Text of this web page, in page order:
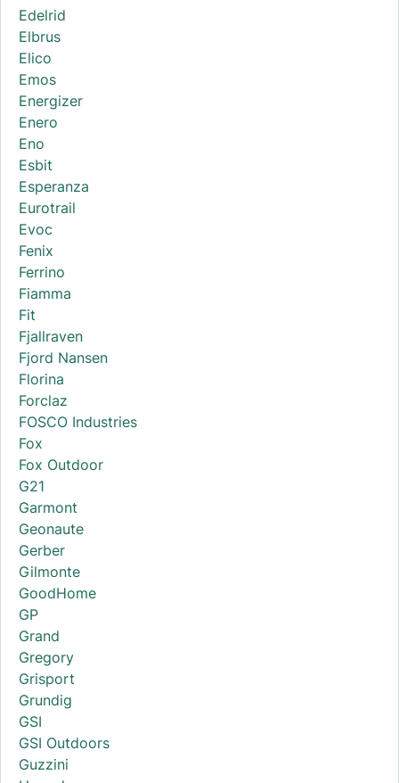
Edelrid
Elbrus
Elico
Emos
Energizer
Enero
Eno
Esbit
Esperanza
Eurotrail
Evoc
Fenix
Ferrino
Fiamma
Fit
Fjallraven
Fjord Nansen
Florina
Forclaz
FOSCO Industries
Fox
Fox Outdoor
G21
Garmont
Geonaute
Gerber
Gilmonte
GoodHome
GP
Grand
Gregory
Grisport
Grundig
GSI
GSI Outdoors
Guzzini